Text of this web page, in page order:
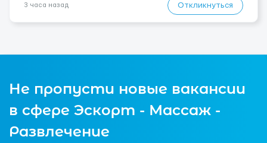
3 часа назад Откликнуться
Не пропусти новые вакансии
в сфере Эскорт - Массаж -
Развлечение